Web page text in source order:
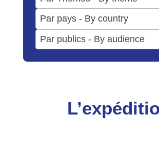
results
available
50
results
available
results
available